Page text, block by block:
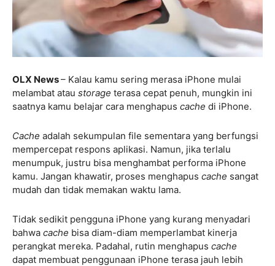
OLX News– Kalau kamu sering merasa iPhone mulai
melambat atau storage terasa cepat penuh, mungkin ini
saatnya kamu belajar cara menghapus cache di iPhone.
Cache adalah sekumpulan file sementara yang berfungsi
mempercepat respons aplikasi. Namun, jika terlalu
menumpuk, justru bisa menghambat performa iPhone
kamu. Jangan khawatir, proses menghapus cache sangat
mudah dan tidak memakan waktu lama.
Tidak sedikit pengguna iPhone yang kurang menyadari
bahwa cache bisa diam-diam memperlambat kinerja
perangkat mereka. Padahal, rutin menghapus cache
dapat membuat penggunaan iPhone terasa jauh lebih